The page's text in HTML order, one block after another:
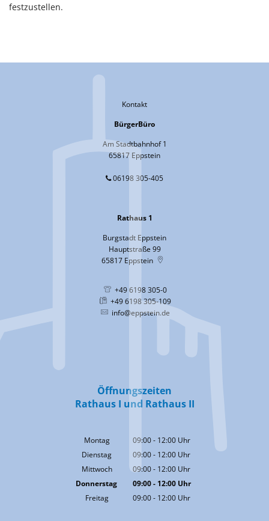
festzustellen.
Kontakt
BürgerBüro
Am Stadtbahnhof 1
65817 Eppstein
06198 305-405
Rathaus 1
Burgstadt Eppstein
Hauptstraße 99
65817 Eppstein
+49 6198 305-0
+49 6198 305-109
info@eppstein.de
Öffnungszeiten
Rathaus I und Rathaus II
Montag 09:00- 12:00 Uhr
Von 09:00 bis 12:00 Uhr
Dienstag 09:00- 12:00 Uhr
Von 09:00 bis 12:00 Uhr
Mittwoch 09:00- 12:00 Uhr
Von 09:00 bis 12:00 Uhr
Donnerstag 09:00- 12:00Uhr
Von 09:00 bis 12:00 Uhr
Freitag 09:00- 12:00 Uhr